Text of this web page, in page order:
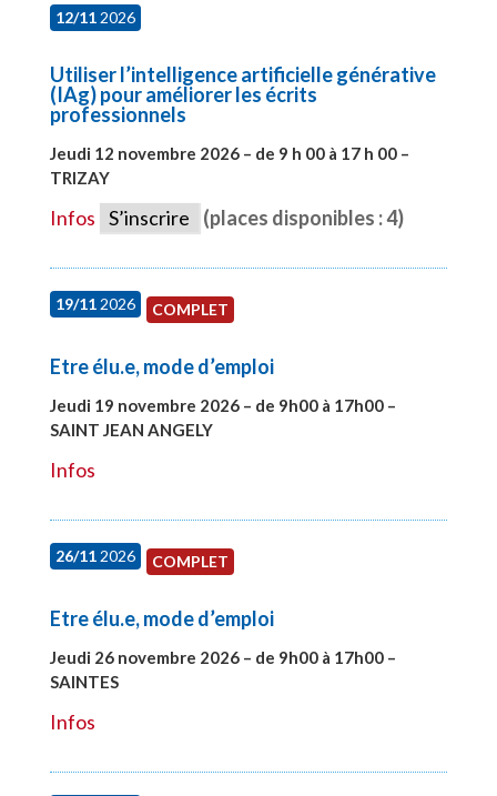
12/112026
Utiliser l’intelligence artificielle générative
(IAg) pour améliorer les écrits
professionnels
Jeudi 12 novembre 2026 – de 9 h 00 à 17 h 00 –
TRIZAY
Infos S’inscrire (places disponibles : 4)
19/112026 COMPLET
Etre élu.e, mode d’emploi
Jeudi 19 novembre 2026 – de 9h00 à 17h00 –
SAINT JEAN ANGELY
Infos
26/112026 COMPLET
Etre élu.e, mode d’emploi
Jeudi 26 novembre 2026 – de 9h00 à 17h00 –
SAINTES
Infos